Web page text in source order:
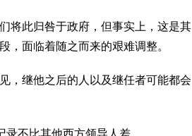
此归咎于政府，但事实上，这是其
，面临着随之而来的艰难调整。
继他之后的人以及继任者可能都会